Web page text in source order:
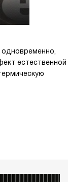
естественной